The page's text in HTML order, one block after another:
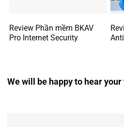
Review Phần mềm BKAV
Pro Internet Security
We will be happy to hear